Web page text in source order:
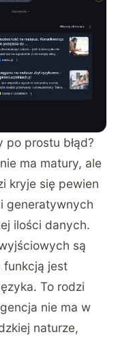
prostu błąd?
ma matury, ale
kryje się pewien
generatywnych
ilości danych.
są
funkcją jest
To rodzi
nie ma w
naturze,